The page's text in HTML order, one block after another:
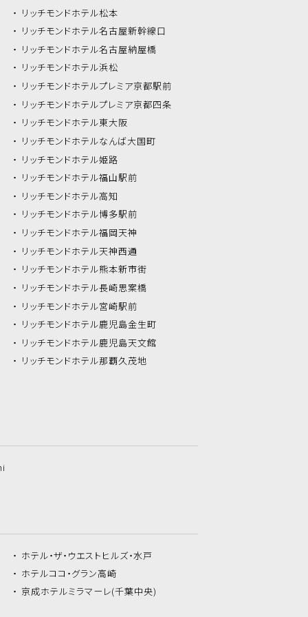
リッチモンドホテル松本
リッチモンドホテル名古屋新幹線口
リッチモンドホテル名古屋納屋橋
リッチモンドホテル浜松
リッチモンドホテルプレミア京都駅前
リッチモンドホテルプレミア京都四条
リッチモンドホテル東大阪
リッチモンドホテルなんば大国町
リッチモンドホテル姫路
リッチモンドホテル福山駅前
リッチモンドホテル高知
リッチモンドホテル博多駅前
リッチモンドホテル福岡天神
リッチモンドホテル天神西通
リッチモンドホテル熊本新市街
リッチモンドホテル長崎思案橋
リッチモンドホテル宮崎駅前
リッチモンドホテル鹿児島金生町
リッチモンドホテル鹿児島天文館
リッチモンドホテル那覇久茂地
ホテル・ザ・ ウエストヒルズ・水戸
ホテルココ・グラン高崎
京成ホテルミラマーレ(千葉中央)